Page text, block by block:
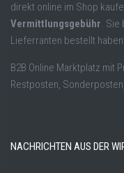
direkt online im Shop
Vermittlungsgebühr. Sie
Lieferranten bestellt
B2B Online Marktplatz mit
Restposten,
NACHRICHTEN AUS DER